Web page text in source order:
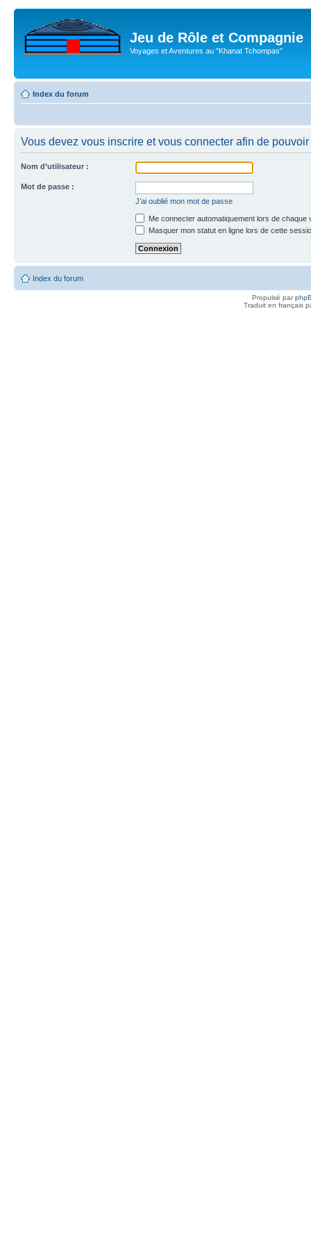
Jeu de Rôle et Compagnie
Voyages et Aventures au "Khanat Tchompas"
Index du forum
Vous devez vous inscrire et vous connecter afin de
Nom d’utilisateur :
Mot de passe :
J’ai oublié mon mot de passe
Me connecter automatiquement lors de chaque
Masquer mon statut en ligne lors de cette
Index du forum
Propulsé par
Traduit en français